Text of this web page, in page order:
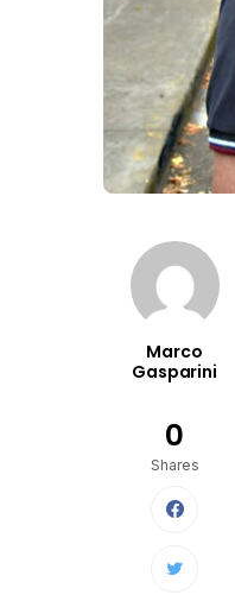
Marco
Gasparini
0
Shares